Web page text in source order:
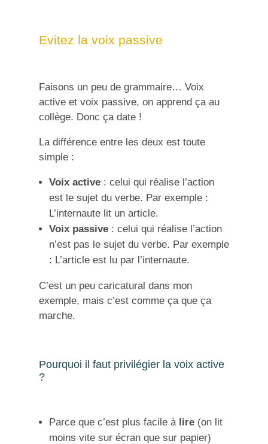
Evitez la voix passive
Faisons un peu de grammaire… Voix
active et voix passive, on apprend ça au
collège. Donc ça date !
La différence entre les deux est toute
simple :
Voix active: celui qui réalise l’action
est le sujet du verbe. Par exemple :
L’internaute lit un article.
Voix passive: celui qui réalise l’action
n’est pas le sujet du verbe. Par exemple
: L’article est lu par l’internaute.
C’est un peu caricatural dans mon
exemple, mais c’est comme ça que ça
marche.
Pourquoi il faut privilégier la voix active
?
Parce que c’est plus facile à lire(on lit
moins vite sur écran que sur papier)